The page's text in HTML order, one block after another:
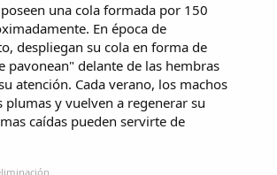
una cola formada por 150
En época de
despliegan su cola en forma de
pavonean" delante de las hembras
atención. Cada verano, los machos
plumas y vuelven a regenerar su
caídas pueden servirte de